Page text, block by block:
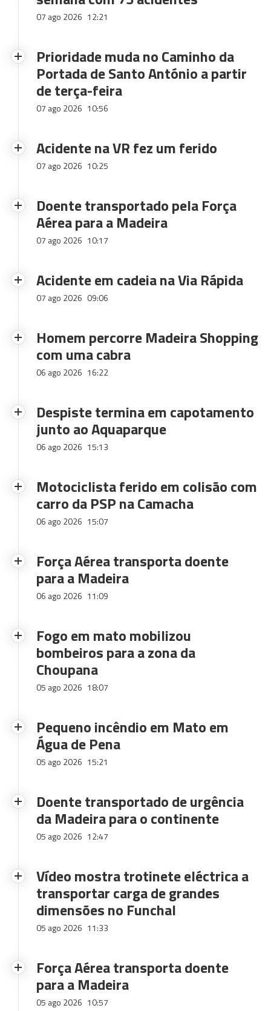
07 ago 2026 12:21
Prioridade muda no Caminho da
Portada de Santo António a partir
de terça-feira
07 ago 2026 10:56
Acidente na VR fez um ferido
07 ago 2026 10:25
Doente transportado pela Força
Aérea para a Madeira
07 ago 2026 10:17
Acidente em cadeia na Via Rápida
07 ago 2026 09:06
Homem percorre Madeira Shopping
com uma cabra
06 ago 2026 16:22
Despiste termina em capotamento
junto ao Aquaparque
06 ago 2026 15:13
Motociclista ferido em colisão com
carro da PSP na Camacha
06 ago 2026 15:07
Força Aérea transporta doente
para a Madeira
06 ago 2026 11:09
Fogo em mato mobilizou
bombeiros para a zona da
Choupana
05 ago 2026 18:07
Pequeno incêndio em Mato em
Água de Pena
05 ago 2026 15:21
Doente transportado de urgência
da Madeira para o continente
05 ago 2026 12:47
Vídeo mostra trotinete eléctrica a
transportar carga de grandes
dimensões no Funchal
05 ago 2026 11:33
Força Aérea transporta doente
para a Madeira
05 ago 2026 10:57